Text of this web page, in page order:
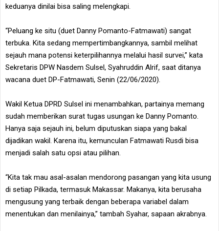
keduanya dinilai bisa saling melengkapi.
“Peluang ke situ (duet Danny Pomanto-Fatmawati) sangat
terbuka. Kita sedang mempertimbangkannya, sambil melihat
sejauh mana potensi keterpilihannya melalui hasil survei,” kata
Sekretaris DPW Nasdem Sulsel, Syahruddin Alrif, saat ditanya
wacana duet DP-Fatmawati, Senin (22/06/2020).
Wakil Ketua DPRD Sulsel ini menambahkan, partainya memang
sudah memberikan surat tugas usungan ke Danny Pomanto.
Hanya saja sejauh ini, belum diputuskan siapa yang bakal
dijadikan wakil. Karena itu, kemunculan Fatmawati Rusdi bisa
menjadi salah satu opsi atau pilihan.
“Kita tak mau asal-asalan mendorong pasangan yang kita usung
di setiap Pilkada, termasuk Makassar. Makanya, kita berusaha
mengusung yang terbaik dengan beberapa variabel dalam
menentukan dan menilainya,” tambah Syahar, sapaan akrabnya.